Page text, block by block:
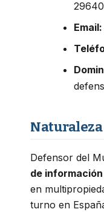
Email:
Defensor del
de
en
turno en